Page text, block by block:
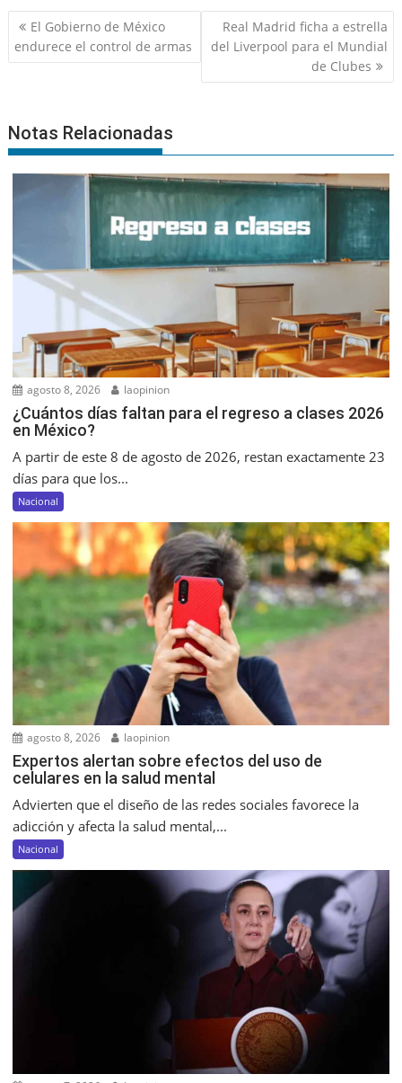
Navegación
de
entradas
El Gobierno de México
endurece el control de armas
Real Madrid ficha a estrella
del Liverpool para el Mundial
de Clubes
Notas Relacionadas
agosto 8, 2026 laopinion
¿Cuántos días faltan para el regreso a clases 2026
en México?
A partir de este 8 de agosto de 2026, restan exactamente 23
días para que los...
Nacional
agosto 8, 2026 laopinion
Expertos alertan sobre efectos del uso de
celulares en la salud mental
Advierten que el diseño de las redes sociales favorece la
adicción y afecta la salud mental,...
Nacional